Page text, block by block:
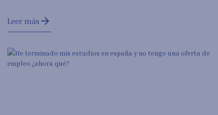
Leer más arrow_forward